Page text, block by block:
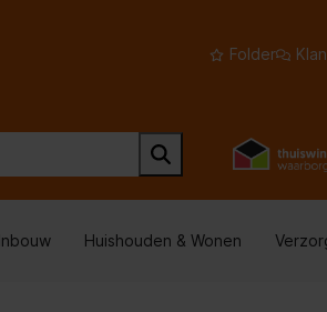
Folder
Inbouw Huishouden & Wonen